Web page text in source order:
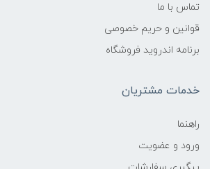
تماس با ما
قوانین و حریم خصوصی
برنامه اندروید فروشگاه
خدمات مشتریان
راهنما
ورود و عضویت